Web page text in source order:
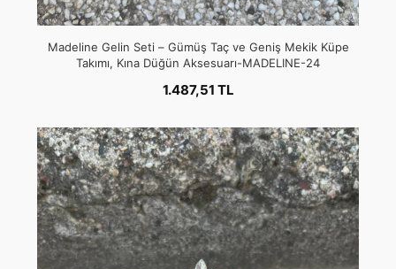
Madeline Gelin Seti – Gümüş Taç ve Geniş Mekik Küpe
Takımı, Kına Düğün Aksesuarı-MADELINE-24
1.487,51 TL